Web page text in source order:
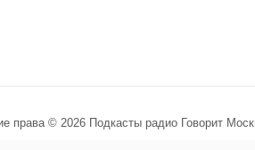
права © 2026 Подкасты радио Говорит